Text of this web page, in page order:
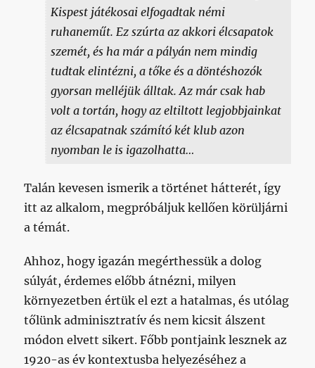
Kispest játékosai elfogadtak némi
ruhaneműt. Ez szúrta az akkori élcsapatok
szemét, és ha már a pályán nem mindig
tudtak elintézni, a tőke és a döntéshozók
gyorsan melléjük álltak. Az már csak hab
volt a tortán, hogy az eltiltott legjobbjainkat
az élcsapatnak számító két klub azon
nyomban le is igazolhatta…
Talán kevesen ismerik a történet hátterét, így
itt az alkalom, megpróbáljuk kellően körüljárni
a témát.
Ahhoz, hogy igazán megérthessük a dolog
súlyát, érdemes előbb átnézni, milyen
környezetben értük el ezt a hatalmas, és utólag
tőlünk adminisztratív és nem kicsit álszent
módon elvett sikert. Főbb pontjaink lesznek az
1920-as év kontextusba helyezéséhez a